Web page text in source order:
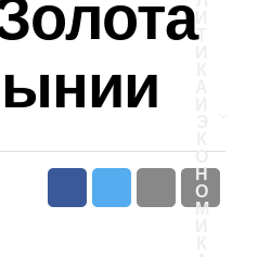
Т
О
Н
О
М